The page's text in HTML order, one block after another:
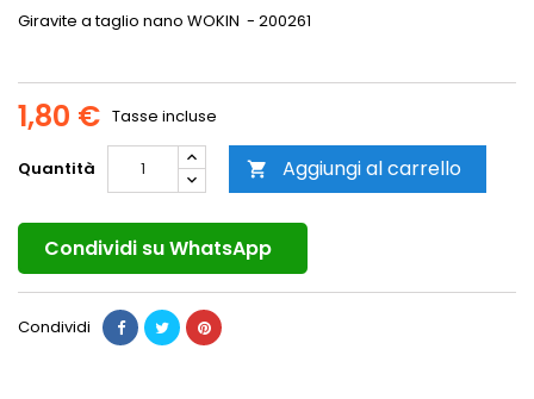
Giravite a taglio nano WOKIN - 200261
1,80 € Tasse incluse
Quantità  Aggiungi al carrello
Condividi su WhatsApp
Condividi